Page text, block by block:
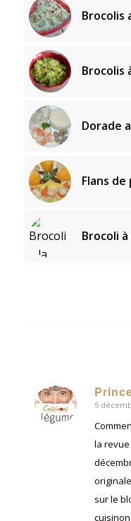
Brocolis
Brocolis
Dorade
Flans
Brocoli
dit
:
5
la
sur le